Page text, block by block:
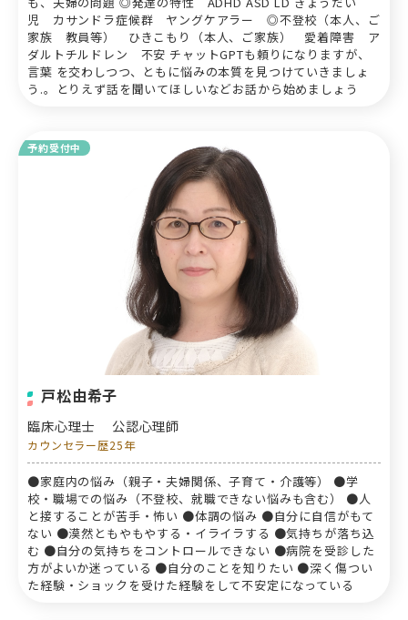
児 カサンドラ症候群 ヤングケアラー ◎不登校（本人、ご
家族 教員等） ひきこもり（本人、ご家族） 愛着障害 ア
ダルトチルドレン 不安 チャットGPTも頼りになりますが、
言葉 を交わしつつ、ともに悩みの本質を見つけていきましょ
う.。とりえず話を聞いてほしいなどお話から始めましょう
予約受付中
戸松由希子
臨床心理士 公認心理師
カウンセラー歴25年
●家庭内の悩み（親子・夫婦関係、子育て・介護等） ●学
校・職場での悩み（不登校、就職できない悩みも含む） ●人
と接することが苦手・怖い ●体調の悩み ●自分に自信がもて
ない ●漠然ともやもやする・イライラする ●気持ちが落ち込
む ●自分の気持ちをコントロールできない ●病院を受診した
方がよいか迷っている ●自分のことを知りたい ●深く傷つい
た経験・ショックを受けた経験をして不安定になっている